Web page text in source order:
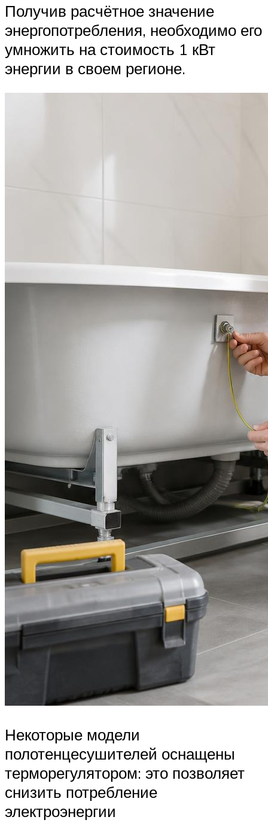
Получив расчётное значение
энергопотребления, необходимо его
умножить на стоимость 1 кВт
энергии в своем регионе.
Некоторые модели
полотенцесушителей оснащены
терморегулятором: это позволяет
снизить потребление
электроэнергии